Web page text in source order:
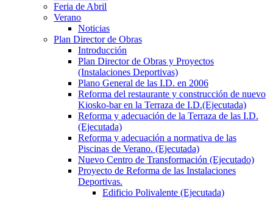
Feria de Abril
Verano
Noticias
Plan Director de Obras
Introducción
Plan Director de Obras y Proyectos
(Instalaciones Deportivas)
Plano General de las I.D. en 2006
Reforma del restaurante y construcción de nuevo
Kiosko-bar en la Terraza de I.D.(Ejecutada)
Reforma y adecuación de la Terraza de las I.D.
(Ejecutada)
Reforma y adecuación a normativa de las
Piscinas de Verano. (Ejecutada)
Nuevo Centro de Transformación (Ejecutado)
Proyecto de Reforma de las Instalaciones
Deportivas.
Edificio Polivalente (Ejecutada)